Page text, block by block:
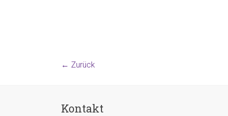
← Zurück
Kontakt